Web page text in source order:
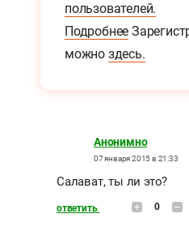
пользователей.
Подробнее
можно здесь.
Анонимно
07 января 2015 в 21:33
Салават, ты ли это?
ответить 0